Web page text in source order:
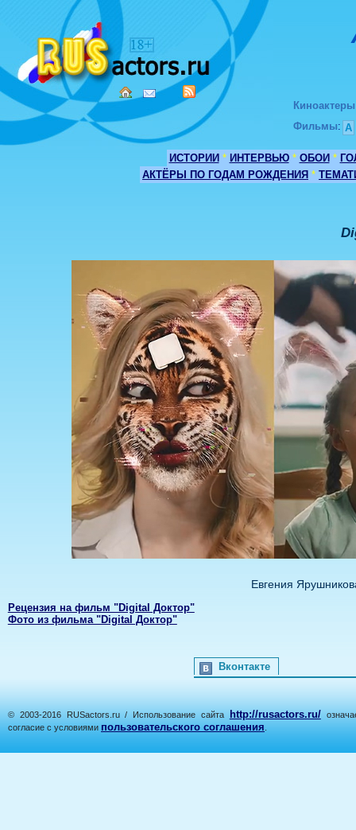
Киноактеры
Фильмы: А
ИСТОРИИ * ИНТЕРВЬЮ * ОБОИ *
АКТЁРЫ ПО ГОДАМ РОЖДЕНИЯ *
Евгения
Рецензия на фильм "Digital Доктор"
Фото из фильма "Digital Доктор"
Вконтакте
© 2003-2016 RUSactors.ru / Использование сайта http://rusactors.ru/
согласие с условиями пользовательского соглашения